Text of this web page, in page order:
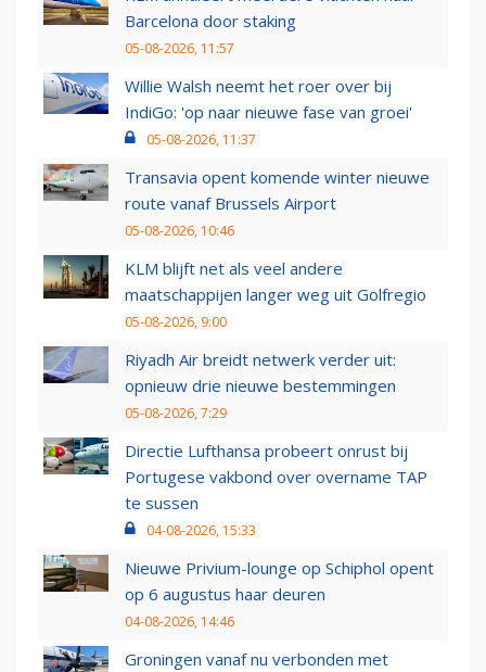
Barcelona door staking
05-08-2026, 11:57
Willie Walsh neemt het roer over bij
IndiGo: 'op naar nieuwe fase van groei'
05-08-2026, 11:37
Transavia opent komende winter nieuwe
route vanaf Brussels Airport
05-08-2026, 10:46
KLM blijft net als veel andere
maatschappijen langer weg uit Golfregio
05-08-2026, 9:00
Riyadh Air breidt netwerk verder uit:
opnieuw drie nieuwe bestemmingen
05-08-2026, 7:29
Directie Lufthansa probeert onrust bij
Portugese vakbond over overname TAP
te sussen
04-08-2026, 15:33
Nieuwe Privium-lounge op Schiphol opent
op 6 augustus haar deuren
04-08-2026, 14:46
Groningen vanaf nu verbonden met